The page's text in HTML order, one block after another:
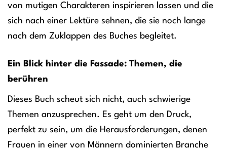
von mutigen Charakteren inspirieren lassen und die
sich nach einer Lektüre sehnen, die sie noch lange
nach dem Zuklappen des Buches begleitet.
Ein Blick hinter die Fassade: Themen, die
berühren
Dieses Buch scheut sich nicht, auch schwierige
Themen anzusprechen. Es geht um den Druck,
perfekt zu sein, um die Herausforderungen, denen
Frauen in einer von Männern dominierten Branche